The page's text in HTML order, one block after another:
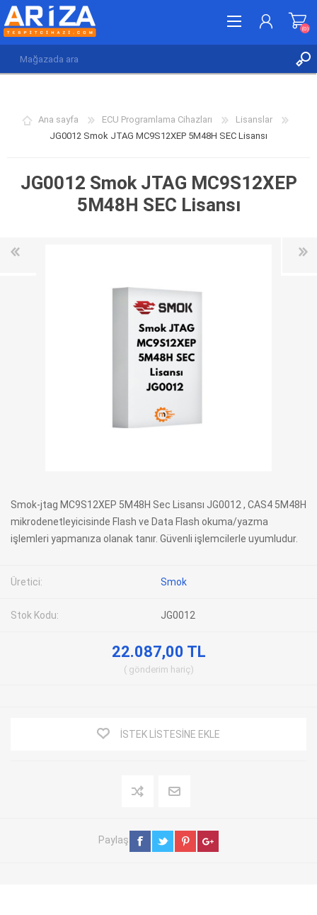
(0)
(0)
Ana sayfa ECU Programlama Cihazları
Lisanslar
JG0012 Smok JTAG MC9S12XEP 5M48H SEC Lisansı
JG0012 Smok JTAG MC9S12XEP
5M48H SEC Lisansı
Smok-jtag MC9S12XEP 5M48H Sec Lisansı JG0012 , CAS4 5M48H
mikrodenetleyicisinde Flash ve Data Flash okuma/yazma
işlemleri yapmanıza olanak tanır. Güvenli işlemcilerle uyumludur.
Üretici: Smok
Stok Kodu: JG0012
22.087,00 TL
gönderim hariç
İSTEK LISTESINE EKLE
Paylaş